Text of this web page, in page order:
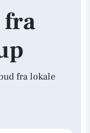
fra lokale